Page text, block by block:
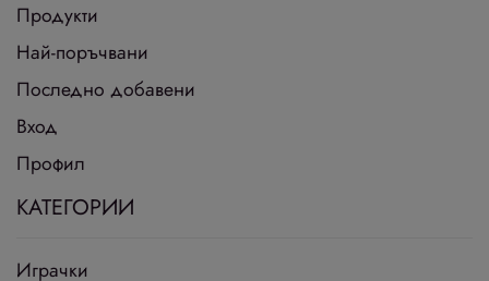
Продукти
Най-поръчвани
Последно добавени
Вход
Профил
КАТЕГОРИИ
Играчки